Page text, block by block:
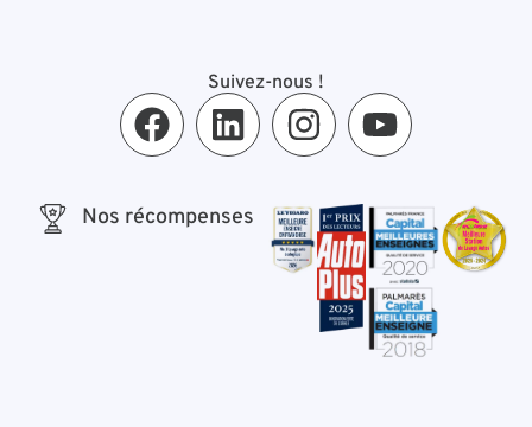
Suivez-nous !
Nos récompenses